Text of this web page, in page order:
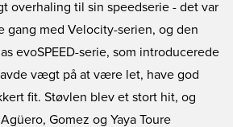
overhaling til sin speedserie - det var
gang med Velocity-serien, og den
evoSPEED-serie, som introducerede
vægt på at være let, have god
fit. Støvlen blev et stort hit, og
Gomez og Yaya Toure